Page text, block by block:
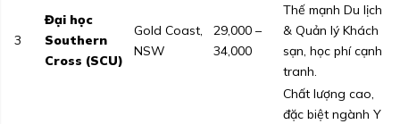
3
Đại học
Southern
Cross (SCU)
Gold Coast,
NSW
29,000 –
34,000
Thế mạnh Du lịch
& Quản lý Khách
sạn, học phí cạnh
tranh.
Chất lượng cao,
đặc biệt ngành Y